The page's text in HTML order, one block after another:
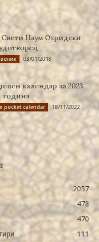
Наум Охридски
03/01/2018
календар за 2023
година
pocket calendar 18/11/2022
2057
478
470
111